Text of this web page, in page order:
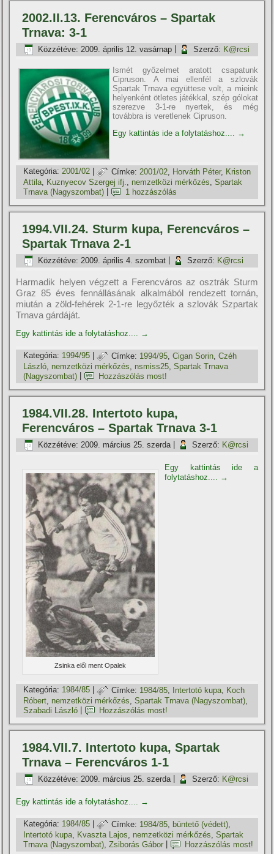
2002.II.13. Ferencváros – Spartak
Trnava: 3-1
Közzétéve: 2009. április 12. vasárnap Szerző: K@rcsi
Ismét győzelmet aratott csapatunk
Cipruson. A mai ellenfél a szlovák
Spartak Trnava együttese volt, a mieink
helyenként ötletes játékkal, szép gólokat
szerezve 3-1-re nyertek, és még
továbbra is veretlenek Cipruson.
Egy kattintás ide a folytatáshoz.... →
Kategória: 2001/02 | Címke: 2001/02 Horváth Péter, Kriston
Attila, Kuznyecov Szergej ifj., nemzetközi mérkőzés,Spartak
Trnava (Nagyszombat)
1 hozzászólás
1994.VII.24. Sturm kupa, Ferencváros –
Spartak Trnava 2-1
Közzétéve: 2009. április 4. szombat Szerző: K@rcsi
Harmadik helyen végzett a Ferencváros az osztrák Sturm
Graz 85 éves fennállásának alkalmából rendezett tornán,
miután a zöld-fehérek 2-1-re legyőzték a szlovák Szpartak
Trnava gárdáját.
Egy kattintás ide a folytatáshoz.... →
Kategória: 1994/95 | Címke: 1994/95 ,Cigan Sorin ,Czéh
László, nemzetközi mérkőzés, nsmiss25,Spartak Trnava
(Nagyszombat)
Hozzászólás most!
1984.VII.28. Intertoto kupa,
Ferencváros – Spartak Trnava 3-1
Közzétéve: 2009. március 25. szerda Szerző: K@rcsi
Zsinka elől ment Opalek
Egy kattintás ide a
folytatáshoz.... →
Kategória: 1984/85 | Címke: 1984/85 Intertotó kupa
Koch
Róbert, nemzetközi mérkőzés,Spartak Trnava (Nagyszombat),
Szabadi László
Hozzászólás most!
1984.VII.7. Intertoto kupa, Spartak
Trnava – Ferencváros 1-1
Közzétéve: 2009. március 25. szerda Szerző: K@rcsi
Egy kattintás ide a folytatáshoz.... →
Kategória: 1984/85 | Címke: 1984/85 büntető (védett)
Intertotó kupa, Kvaszta Lajos, nemzetközi mérkőzés,Spartak
Trnava (Nagyszombat) ,Zsiborás Gábor Hozzászólás most!